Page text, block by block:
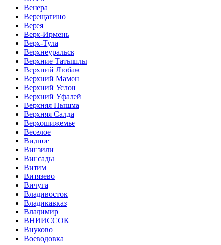
Венера
Верещагино
Верея
Верх-Ирмень
Верх-Тула
Верхнеуральск
Верхние Татышлы
Верхний Любаж
Верхний Мамон
Верхний Услон
Верхний Уфалей
Верхняя Пышма
Верхняя Салда
Верхошижемье
Веселое
Видное
Винзили
Винсады
Витим
Витязево
Вичуга
Владивосток
Владикавказ
Владимир
ВНИИССОК
Внуково
Воеводовка